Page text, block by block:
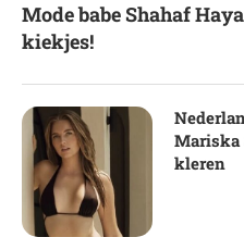
Mode babe Shahaf
kiekjes!
Mariska
kleren